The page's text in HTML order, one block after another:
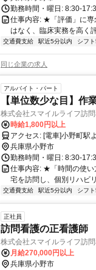
勤務時間・曜日: 8:30-
仕事内容: ★「評価」に専
はなく、臨床実務を高く
交通費支給 駅近5分以内 シフト
同じ企業の求人
アルバイト・パート
【単位数少な目】
株式会社スマイルライフ訪
時給1,800円以上
アクセス: [電車]小
兵庫県小野市
勤務時間・曜日: 8:30-
仕事内容: ★「時間の使い
宅を訪問し、個別リハビ
交通費支給 駅近5分以内 シフト
正社員
訪問看護の正看護師
株式会社スマイルライフ訪
月給270,000円以上
兵庫県小野市